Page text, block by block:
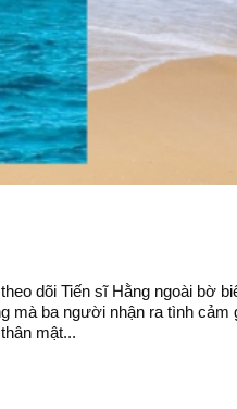
dõi Tiến sĩ Hằng ngoài bờ
mà ba người nhận ra tình
mật...